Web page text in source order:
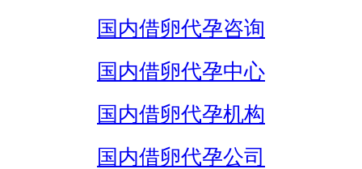
国内借卵代孕咨询
国内借卵代孕中心
国内借卵代孕机构
国内借卵代孕公司